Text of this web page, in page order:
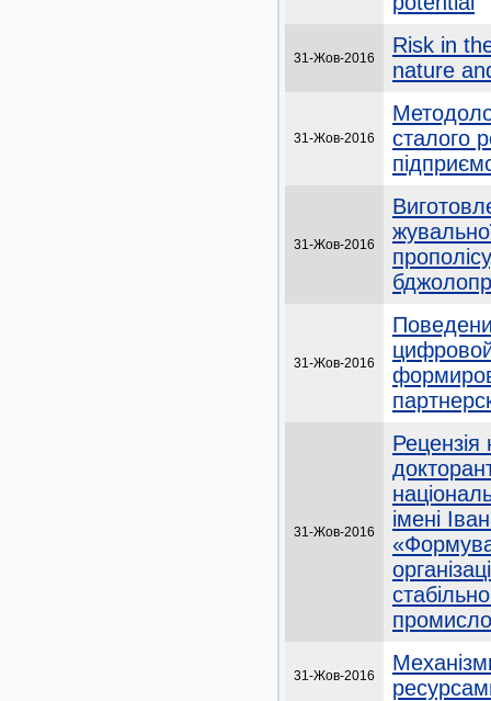
31-Жов-2016
Risk in
nature
31-Жов-2016
сталого
31-Жов-2016
31-Жов-2016
31-Жов-2016
імені
31-Жов-2016